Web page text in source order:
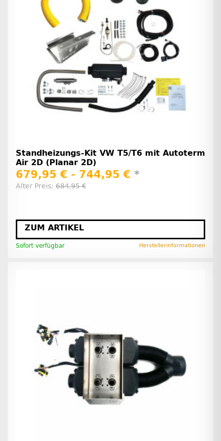
Standheizungs-Kit VW T5/T6 mit Autoterm
Air 2D (Planar 2D)
679,95 € - 744,95 € *
Alter Preis: 684,95 €
ZUM ARTIKEL
Sofort verfügbar Herstellerinformationen